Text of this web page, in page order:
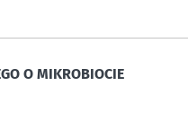
O MIKROBIOCIE